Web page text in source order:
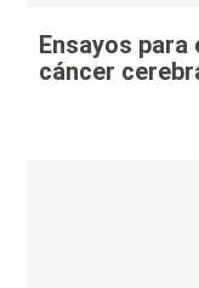
Ensayos para
cáncer